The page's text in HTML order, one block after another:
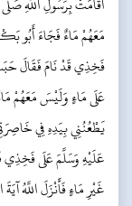
مَعَهُمْ مَاءٌ فَجَاءَ أَبُو
فَخِذِي قَدْ نَامَ فَقَالَ
عَلَى مَاءٍ وَلَيْسَ مَعَهُمْ
يَطْعُنُنِي بِيَدِهِ فِي
عَلَيْهِ وَسَلَّمَ عَلَى فَخِذِي
غَيْرِ مَاءٍ فَأَنْزَلَ اللَّهُ